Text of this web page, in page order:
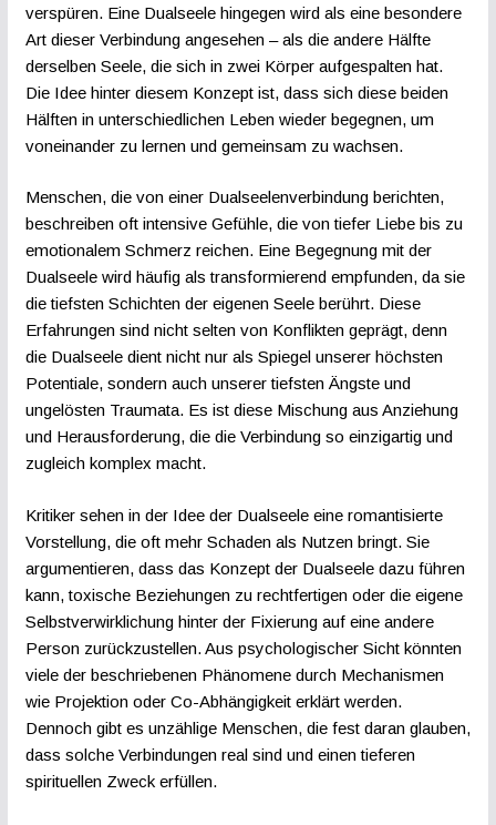
verspüren. Eine Dualseele hingegen wird als eine besondere
Art dieser Verbindung angesehen – als die andere Hälfte
derselben Seele, die sich in zwei Körper aufgespalten hat.
Die Idee hinter diesem Konzept ist, dass sich diese beiden
Hälften in unterschiedlichen Leben wieder begegnen, um
voneinander zu lernen und gemeinsam zu wachsen.
Menschen, die von einer Dualseelenverbindung berichten,
beschreiben oft intensive Gefühle, die von tiefer Liebe bis zu
emotionalem Schmerz reichen. Eine Begegnung mit der
Dualseele wird häufig als transformierend empfunden, da sie
die tiefsten Schichten der eigenen Seele berührt. Diese
Erfahrungen sind nicht selten von Konflikten geprägt, denn
die Dualseele dient nicht nur als Spiegel unserer höchsten
Potentiale, sondern auch unserer tiefsten Ängste und
ungelösten Traumata. Es ist diese Mischung aus Anziehung
und Herausforderung, die die Verbindung so einzigartig und
zugleich komplex macht.
Kritiker sehen in der Idee der Dualseele eine romantisierte
Vorstellung, die oft mehr Schaden als Nutzen bringt. Sie
argumentieren, dass das Konzept der Dualseele dazu führen
kann, toxische Beziehungen zu rechtfertigen oder die eigene
Selbstverwirklichung hinter der Fixierung auf eine andere
Person zurückzustellen. Aus psychologischer Sicht könnten
viele der beschriebenen Phänomene durch Mechanismen
wie Projektion oder Co-Abhängigkeit erklärt werden.
Dennoch gibt es unzählige Menschen, die fest daran glauben,
dass solche Verbindungen real sind und einen tieferen
spirituellen Zweck erfüllen.